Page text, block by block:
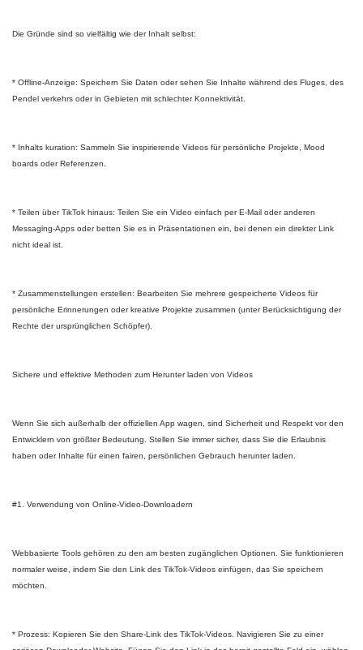
Die Gründe sind so vielfältig wie der Inhalt selbst:
* Offline-Anzeige: Speichern Sie Daten oder sehen Sie Inhalte während des Fluges, des
Pendel verkehrs oder in Gebieten mit schlechter Konnektivität.
* Inhalts kuration: Sammeln Sie inspirierende Videos für persönliche Projekte, Mood
boards oder Referenzen.
* Teilen über TikTok hinaus: Teilen Sie ein Video einfach per E-Mail oder anderen
Messaging-Apps oder betten Sie es in Präsentationen ein, bei denen ein direkter Link
nicht ideal ist.
* Zusammenstellungen erstellen: Bearbeiten Sie mehrere gespeicherte Videos für
persönliche Erinnerungen oder kreative Projekte zusammen (unter Berücksichtigung der
Rechte der ursprünglichen Schöpfer).
Sichere und effektive Methoden zum Herunter laden von Videos
Wenn Sie sich außerhalb der offiziellen App wagen, sind Sicherheit und Respekt vor den
Entwicklern von größter Bedeutung. Stellen Sie immer sicher, dass Sie die Erlaubnis
haben oder Inhalte für einen fairen, persönlichen Gebrauch herunter laden.
#1. Verwendung von Online-Video-Downloadern
Webbasierte Tools gehören zu den am besten zugänglichen Optionen. Sie funktionieren
normaler weise, indem Sie den Link des TikTok-Videos einfügen, das Sie speichern
möchten.
* Prozess: Kopieren Sie den Share-Link des TikTok-Videos. Navigieren Sie zu einer